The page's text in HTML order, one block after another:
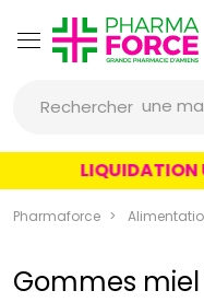
Rechercher une
un
une
Pharmaforce
Gommes miel